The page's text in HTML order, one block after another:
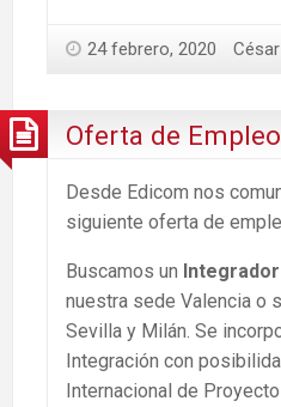
24 febrero, 2020 César
Oferta de
Desde Edicom nos
siguiente oferta de
Buscamos un
nuestra sede Valencia o
Sevilla y Milán. Se
Integración con
Internacional de